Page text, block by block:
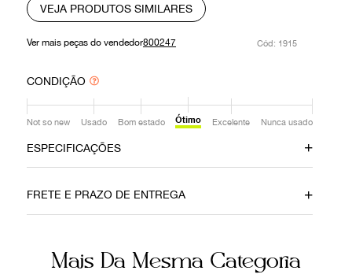
VEJA PRODUTOS SIMILARES
Ver mais peças do vendedor800247 : 1915
CONDIÇÃO
Not so new Usado Bom estado Ótimo Excelente Nunca usado
ESPECIFICAÇÕES
31052021 Tricot
Colorido Botão Magnético
FRETE E PRAZO DE ENTREGA
Não sei meu CEP
Mais Da Mesma Categoria